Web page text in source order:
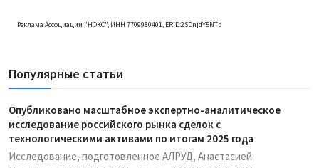
Реклама Ассоциации "НОКС", ИНН 7709980401, ERID:2SDnjdY5NTb
Популярные статьи
Опубликовано масштабное экспертно-аналитическое
исследование российского рынка сделок с
технологическими активами по итогам 2025 года
Исследование, подготовленное АЛРУД, Анастасией